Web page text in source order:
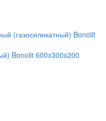
Bonolit 600x300x200